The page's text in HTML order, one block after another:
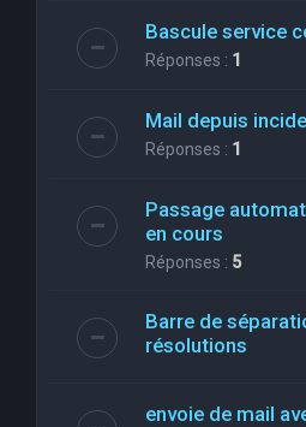
Bascule service
Réponses : 1
Mail depuis
Réponses : 1
Passage
en cours
Réponses : 5
Barre de
résolutions
envoie de mail